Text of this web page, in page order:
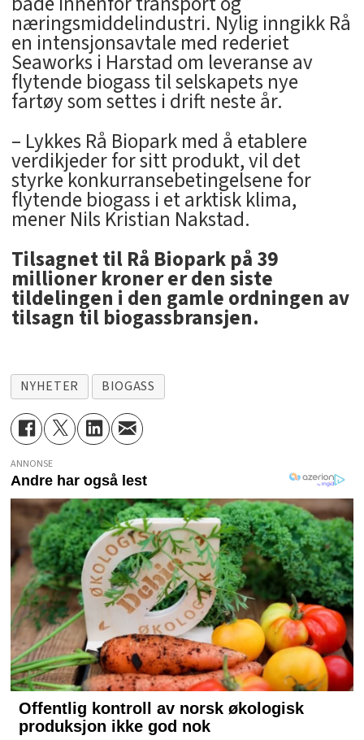
næringsmiddelindustri. Nylig inngikk Rå
en intensjonsavtale med rederiet
Seaworks i Harstad om leveranse av
flytende biogass til selskapets nye
fartøy som settes i drift neste år.
– Lykkes Rå Biopark med å etablere
verdikjeder for sitt produkt, vil det
styrke konkurransebetingelsene for
flytende biogass i et arktisk klima,
mener Nils Kristian Nakstad.
Tilsagnet til Rå Biopark på 39
millioner kroner er den siste
tildelingen i den gamle ordningen av
tilsagn til biogassbransjen.
NYHETER BIOGASS
ANNONSE